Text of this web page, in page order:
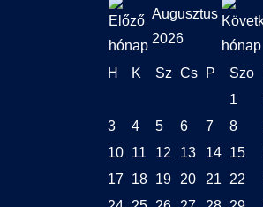
Augusztus
2026
H K Sz Cs P Szo
1
3
4 5 6 7 8
10
11 12 13 14 15
17
18 19 20 21 22